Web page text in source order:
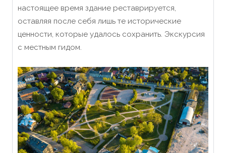
настоящее время здание реставрируется,
оставляя после себя лишь те исторические
ценности, которые удалось сохранить. Экскурсия
с местным гидом.